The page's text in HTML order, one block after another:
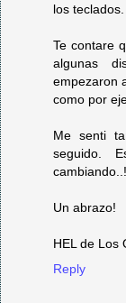
los teclados.
Te contare
algunas
empezaron
como por
Me senti
seguido.
Un abrazo!
HEL de Los
Reply